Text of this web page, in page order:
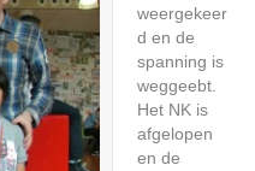
weergekeer
d en de
spanning is
weggeebt.
Het NK is
afgelopen
en de